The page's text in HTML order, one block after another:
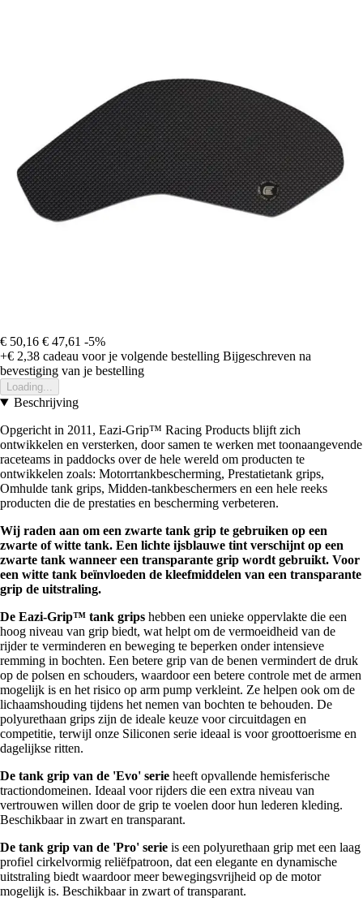
€ 50,16 € 47,61 -5%
+€ 2,38 cadeau voor je volgende bestelling Bijgeschreven na
bevestiging van je bestelling
Loading...
Beschrijving
Opgericht in 2011, Eazi-Grip™ Racing Products blijft zich
ontwikkelen en versterken, door samen te werken met toonaangevende
raceteams in paddocks over de hele wereld om producten te
ontwikkelen zoals: Motorrtankbescherming, Prestatietank grips,
Omhulde tank grips, Midden-tankbeschermers en een hele reeks
producten die de prestaties en bescherming verbeteren.
Wij raden aan om een zwarte tank grip te gebruiken op een
zwarte of witte tank. Een lichte ijsblauwe tint verschijnt op een
zwarte tank wanneer een transparante grip wordt gebruikt. Voor
een witte tank beïnvloeden de kleefmiddelen van een transparante
grip de uitstraling.
De Eazi-Grip™ tank grips hebben een unieke oppervlakte die een
hoog niveau van grip biedt, wat helpt om de vermoeidheid van de
rijder te verminderen en beweging te beperken onder intensieve
remming in bochten. Een betere grip van de benen vermindert de druk
op de polsen en schouders, waardoor een betere controle met de armen
mogelijk is en het risico op arm pump verkleint. Ze helpen ook om de
lichaamshouding tijdens het nemen van bochten te behouden. De
polyurethaan grips zijn de ideale keuze voor circuitdagen en
competitie, terwijl onze Siliconen serie ideaal is voor groottoerisme en
dagelijkse ritten.
De tank grip van de 'Evo' serie heeft opvallende hemisferische
tractiondomeinen. Ideaal voor rijders die een extra niveau van
vertrouwen willen door de grip te voelen door hun lederen kleding.
Beschikbaar in zwart en transparant.
De tank grip van de 'Pro' serie is een polyurethaan grip met een laag
profiel cirkelvormig reliëfpatroon, dat een elegante en dynamische
uitstraling biedt waardoor meer bewegingsvrijheid op de motor
mogelijk is. Beschikbaar in zwart of transparant.